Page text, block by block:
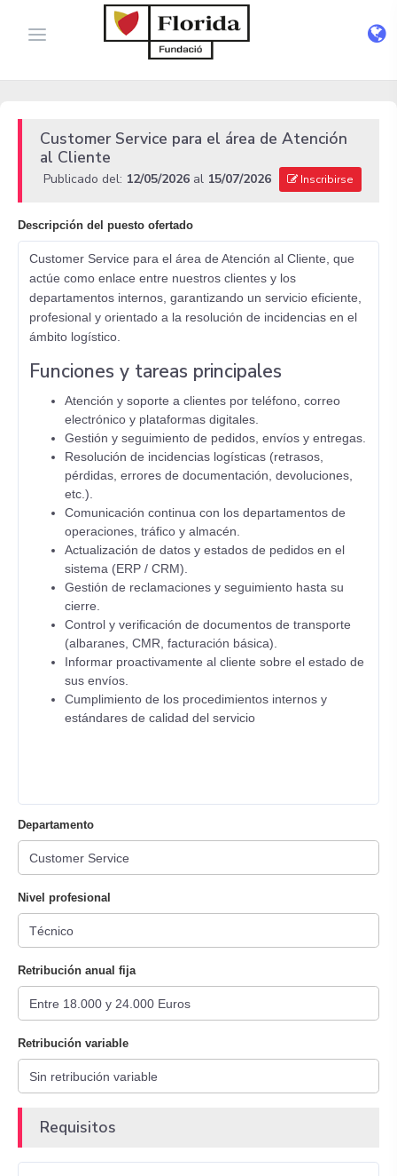
Customer Service para el área de Atención
al Cliente
Publicado del: 12/05/2026 al 15/07/2026 Inscribirse
Descripción del puesto ofertado
Customer Service para el área de Atención al Cliente, que
actúe como enlace entre nuestros clientes y los
departamentos internos, garantizando un servicio eficiente,
profesional y orientado a la resolución de incidencias en el
ámbito logístico.
Funciones y tareas principales
Atención y soporte a clientes por teléfono, correo
electrónico y plataformas digitales.
Gestión y seguimiento de pedidos, envíos y entregas.
Resolución de incidencias logísticas (retrasos,
pérdidas, errores de documentación, devoluciones,
etc.).
Comunicación continua con los departamentos de
operaciones, tráfico y almacén.
Actualización de datos y estados de pedidos en el
sistema (ERP / CRM).
Gestión de reclamaciones y seguimiento hasta su
cierre.
Control y verificación de documentos de transporte
(albaranes, CMR, facturación básica).
Informar proactivamente al cliente sobre el estado de
sus envíos.
Cumplimiento de los procedimientos internos y
estándares de calidad del servicio
Departamento
Nivel profesional
Retribución anual fija
Retribución variable
Requisitos